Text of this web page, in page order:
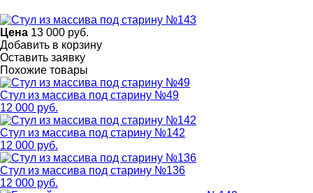
Цена 13 000 руб.
Добавить в корзину
Оставить заявку
Похожие товары
Стул из массива под старину №49
12 000 руб.
Стул из массива под старину №142
12 000 руб.
Стул из массива под старину №136
12 000 руб.